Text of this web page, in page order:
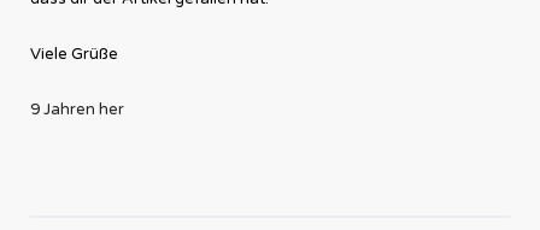
Viele Grüße
9 Jahren her